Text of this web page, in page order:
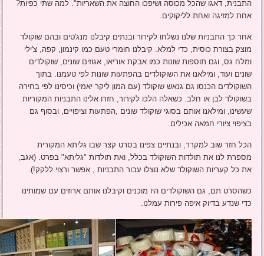
התבנית, דאגו שהכל מכוסה ושיפכו החוצה את השאריות". למה שתי כפיות?
אחת למזיגה ואחת לליקוקים.
אחר כך התבניות שלנו נשלחו לקירור ובנתים קיבלנו מנג'טים ובהם שוקולד
מוצק בצורת כוסית, כדי למלא. קיבלנו חומרי טעם כמו קינמון, קפה, צ'ילי
ומלח גס, וגם תוספות שונות כמו אבקת אוריאו, אגוזים שונים, שוקולדים
שונים ועוד, ומילאנו את השוקולדים בהפתעות שונות לפי טעמנו. בתוך
השוקולדים הכנסו גם גנאש שוקולד (עם המון ליקר יאמי) וכיסינו לפי בחירה
בשוקולד לבן או חלב. כשאלה הלכו לקירור, חזרו אלינו התבניות המקוריות
שעשינו, ומילאנו אותם בסוגי שוקולד שונים ,הפתעות וציפויים, ובסוף גם
בציפוי ציורי חמאה אכילים.
הכל חזר שוב למקרר, ובנתיים צפינו בסרט קצר שבו גליתא המקורית
מספרת לנו את תולדות השוקולד בכלל, ואת תולדות "גליתא" בפרט. (אגב,
את כל קעריות השוקולד שלא נוצלו עבור התבניות , אפשר ורצוי ללקק!).
כשהסרט תם, גם השוקולדים היו מוכנים וקיבלנו אותם ארוזים עם שמותינו
כדי שנדע בדיוק איפה פירות עמלנו.